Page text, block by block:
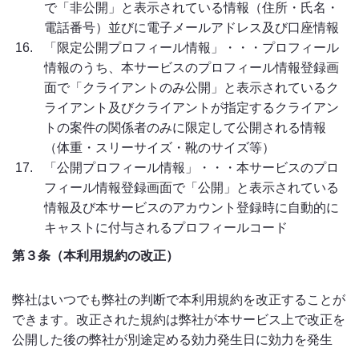
で「非公開」と表示されている情報（住所・氏名・
電話番号）並びに電子メールアドレス及び口座情報
「限定公開プロフィール情報」・・・プロフィール
情報のうち、本サービスのプロフィール情報登録画
面で「クライアントのみ公開」と表示されているク
ライアント及びクライアントが指定するクライアン
トの案件の関係者のみに限定して公開される情報
（体重・スリーサイズ・靴のサイズ等）
「公開プロフィール情報」・・・本サービスのプロ
フィール情報登録画面で「公開」と表示されている
情報及び本サービスのアカウント登録時に自動的に
キャストに付与されるプロフィールコード
第３条（本利用規約の改正）
弊社はいつでも弊社の判断で本利用規約を改正することが
できます。改正された規約は弊社が本サービス上で改正を
公開した後の弊社が別途定める効力発生日に効力を発生